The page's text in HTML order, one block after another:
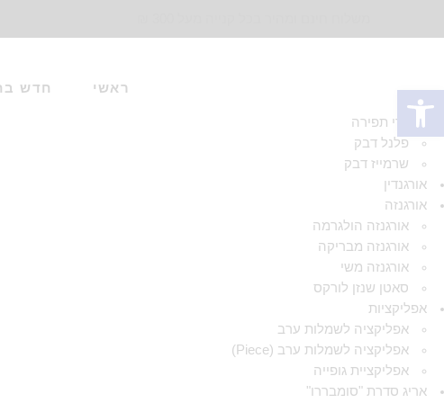
ראשי חדש
אביזרי תפירה
פלנל דבק
שרמייז דבק
אורגנדין
אורגנזה
אורגנזה הולגרמה
אורגנזה מבריקה
אורגנזה משי
סאטן שנזן לורקס
אפליקציות
אפליקציה לשמלות ערב
אפליקציה לשמלות ערב (Piece)
אפליקציית גופייה
אריג סדרת "סומבררו"
פתח סרגל נגישות